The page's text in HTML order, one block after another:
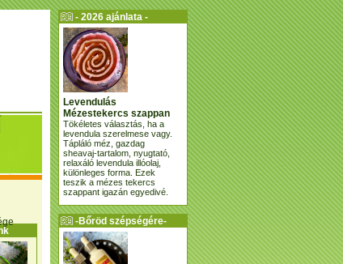
- 2026 ajánlata -
Levendulás
Mézestekercs szappan
Tökéletes választás, ha a
levendula szerelmese vagy.
Tápláló méz, gazdag
sheavaj-tartalom, nyugtató,
relaxáló levendula illóolaj,
különleges forma. Ezek
teszik a mézes tekercs
szappant igazán egyedivé.
-Bőröd szépségére-